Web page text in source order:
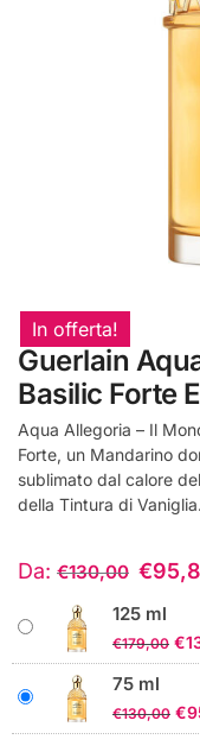
In offerta!
Guerlain
Basilic Forte
Aqua Allegoria – Il
Forte, un Mandarino
sublimato dal calore
della Tintura di Vaniglia.
Da: €130,00 €
125 ml
€179,00 Il
€
75 ml
€130,00 Il
€